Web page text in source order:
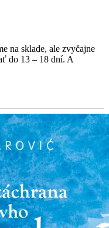
na sklade, ale zvyčajne
do 13 – 18 dní. A